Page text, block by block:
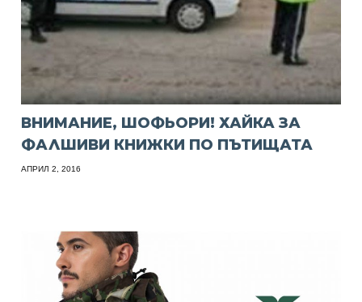
ВНИМАНИЕ, ШОФЬОРИ! ХАЙКА ЗА
ФАЛШИВИ КНИЖКИ ПО ПЪТИЩАТА
АПРИЛ 2, 2016